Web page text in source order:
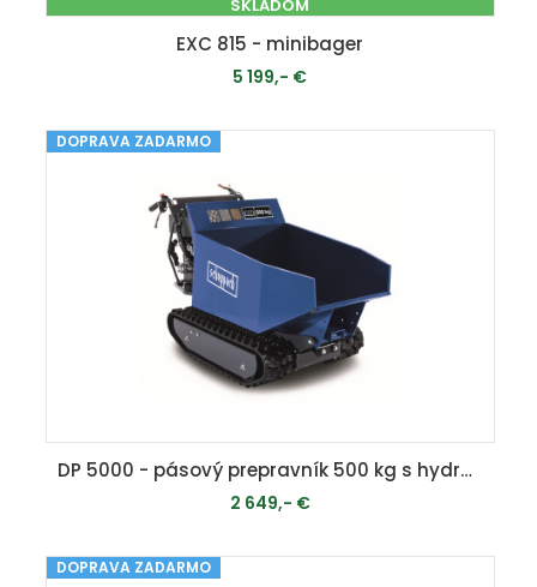
SKLADOM
EXC 815 - minibager
5 199,- €
PRIDAŤ DO KOŠÍKA
DOPRAVA ZADARMO
DP 5000 - pásový prepravník 500 kg s hydraulickým sklápaním korby
2 649,- €
MOMENTÁLNE VYPREDANÉ
DOPRAVA ZADARMO